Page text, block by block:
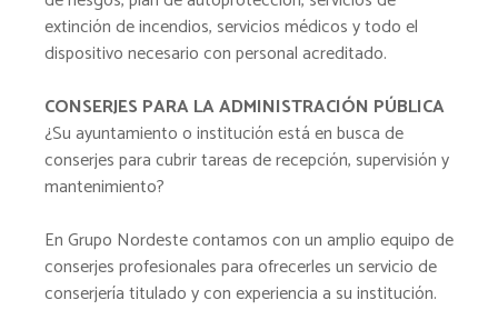
extinción de incendios, servicios médicos y todo el
dispositivo necesario con personal acreditado.
CONSERJES PARA LA ADMINISTRACIÓN PÚBLICA
¿Su ayuntamiento o institución está en busca de
conserjes para cubrir tareas de recepción, supervisión y
mantenimiento?
En Grupo Nordeste contamos con un amplio equipo de
conserjes profesionales para ofrecerles un servicio de
conserjería titulado y con experiencia a su institución.